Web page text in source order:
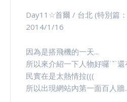
Day11☆首爾 / 台北 (特別篇
2014/1/16
因為是搭飛機的一天...
所以來介紹一下人物好囉˙ˇ˙
民實在是太熱情拉(((
所以出現網站內第一面百人牆